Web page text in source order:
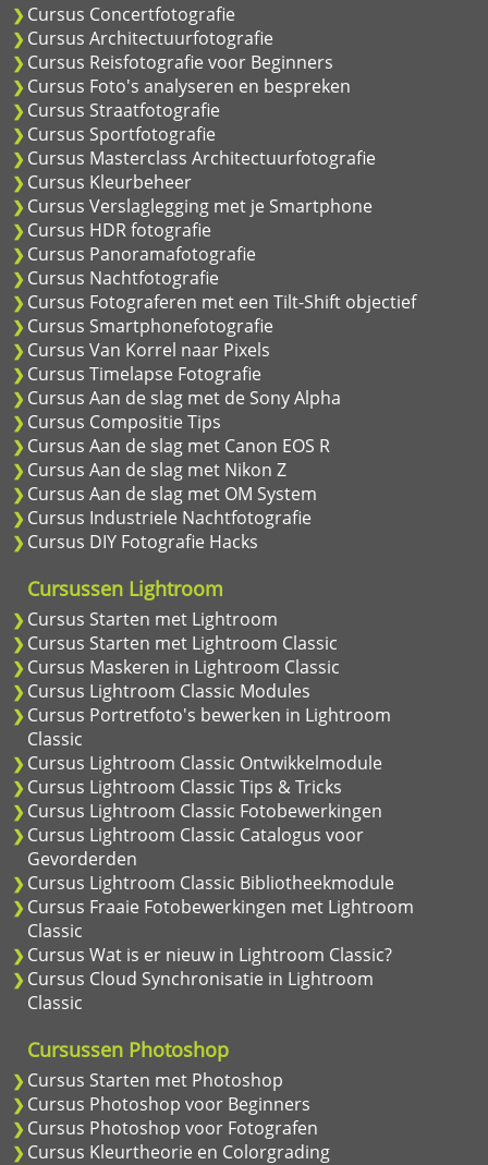
Cursus Concertfotografie
Cursus Architectuurfotografie
Cursus Reisfotografie voor Beginners
Cursus Foto's analyseren en bespreken
Cursus Straatfotografie
Cursus Sportfotografie
Cursus Masterclass Architectuurfotografie
Cursus Kleurbeheer
Cursus Verslaglegging met je Smartphone
Cursus HDR fotografie
Cursus Panoramafotografie
Cursus Nachtfotografie
Cursus Fotograferen met een Tilt-Shift objectief
Cursus Smartphonefotografie
Cursus Van Korrel naar Pixels
Cursus Timelapse Fotografie
Cursus Aan de slag met de Sony Alpha
Cursus Compositie Tips
Cursus Aan de slag met Canon EOS R
Cursus Aan de slag met Nikon Z
Cursus Aan de slag met OM System
Cursus Industriele Nachtfotografie
Cursus DIY Fotografie Hacks
Cursussen Lightroom
Cursus Starten met Lightroom
Cursus Starten met Lightroom Classic
Cursus Maskeren in Lightroom Classic
Cursus Lightroom Classic Modules
Cursus Portretfoto's bewerken in Lightroom
Classic
Cursus Lightroom Classic Ontwikkelmodule
Cursus Lightroom Classic Tips & Tricks
Cursus Lightroom Classic Fotobewerkingen
Cursus Lightroom Classic Catalogus voor
Gevorderden
Cursus Lightroom Classic Bibliotheekmodule
Cursus Fraaie Fotobewerkingen met Lightroom
Classic
Cursus Wat is er nieuw in Lightroom Classic?
Cursus Cloud Synchronisatie in Lightroom
Classic
Cursussen Photoshop
Cursus Starten met Photoshop
Cursus Photoshop voor Beginners
Cursus Photoshop voor Fotografen
Cursus Kleurtheorie en Colorgrading